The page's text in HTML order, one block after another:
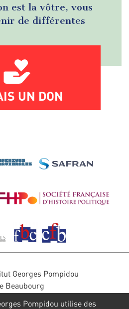
est la vôtre, vous
de différentes
UN DON
Georges Pompidou
Beaubourg
Pompidou utilise des